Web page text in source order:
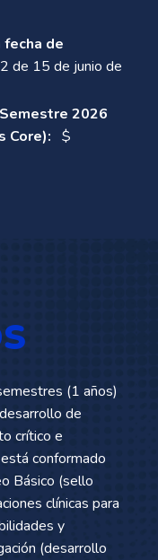
de
de 15 de junio de
2026
Core): $
(1 años)
de
crítico e
conformado
Básico (sello
clínicas para
y
(desarrollo